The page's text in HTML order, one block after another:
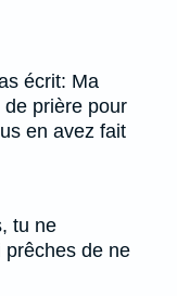
écrit: Ma
prière pour
en avez fait
tu ne
prêches de ne